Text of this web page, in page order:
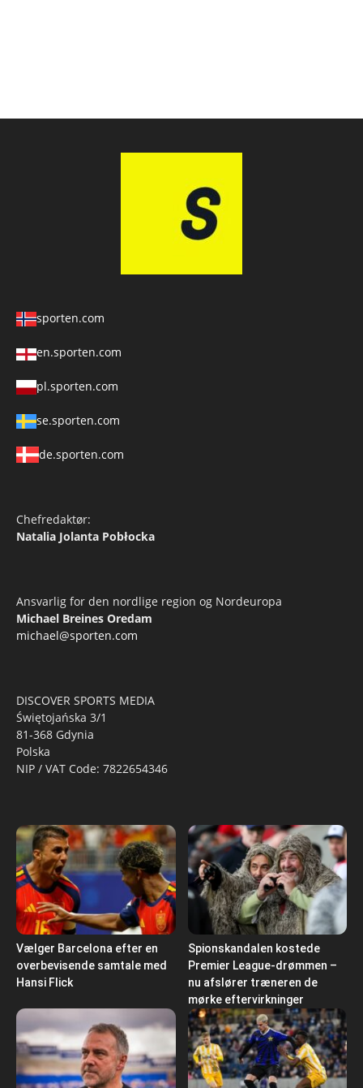
sporten.com
en.sporten.com
pl.sporten.com
se.sporten.com
de.sporten.com
Chefredaktør:
Natalia Jolanta Pobłocka
Ansvarlig for den nordlige region og Nordeuropa
Michael Breines Oredam
michael@sporten.com
DISCOVER SPORTS MEDIA
Świętojańska 3/1
81-368 Gdynia
Polska
NIP / VAT Code: 7822654346
Vælger Barcelona efter en
overbevisende samtale med
Hansi Flick
Spionskandalen kostede
Premier League-drømmen –
nu afslører træneren de
mørke eftervirkninger